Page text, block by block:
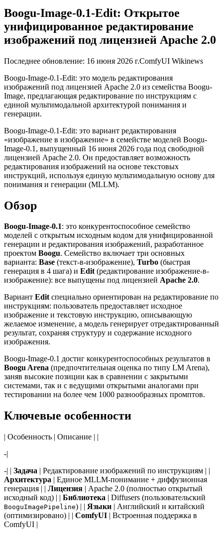
Boogu-Image-0.1-Edit: Открытое
унифицированное редактирование
изображений под лицензией Apache 2.0
Последнее обновление: 16 июня 2026 г.ComfyUI Wikinews
Boogu-Image-0.1-Edit: это модель редактирования
изображений под лицензией Apache 2.0 из семейства Boogu-
Image, предлагающая редактирование по инструкциям с
единой мультимодальной архитектурой понимания и
генерации.
Boogu-Image-0.1-Edit: это вариант редактирования
«изображение в изображение» в семействе моделей Boogu-
Image-0.1, выпущенный 16 июня 2026 года под свободной
лицензией Apache 2.0. Он предоставляет возможность
редактирования изображений на основе текстовых
инструкций, используя единую мультимодальную основу для
понимания и генерации (MLLM).
Обзор
Boogu-Image-0.1: это конкурентоспособное семейство
моделей с открытым исходным кодом для унифицированной
генерации и редактирования изображений, разработанное
проектом Boogu. Семейство включает три основных
варианта: Base (текст-в-изображение), Turbo (быстрая
генерация в 4 шага) и Edit(редактирование изображение-в-
изображение): все выпущены под лицензией Apache 2.0.
Вариант Editспециально ориентирован на редактирование по
инструкциям: пользователь предоставляет исходное
изображение и текстовую инструкцию, описывающую
желаемое изменение, а модель генерирует отредактированный
результат, сохраняя структуру и содержание исходного
изображения.
Boogu-Image-0.1 достиг конкурентоспособных результатов в
Boogu Arena (предпочтительная оценка по типу LM Arena),
заняв высокие позиции как в сравнении с закрытыми
системами, так и с ведущими открытыми аналогами при
тестировании на более чем 1000 разнообразных промптов.
Ключевые особенности
| Особенность | Описание | |
-|
-| | Задача | Редактирование изображений по инструкциям | |
Архитектура | Единое MLLM-понимание + диффузионная
генерация | | Лицензия | Apache 2.0 (полностью открытый
исходный код) | | Библиотека | Diffusers (пользовательский
BooguImagePipeline) | | Языки | Английский и китайский
(оптимизировано) | | ComfyUI | Встроенная поддержка в
ComfyUI |